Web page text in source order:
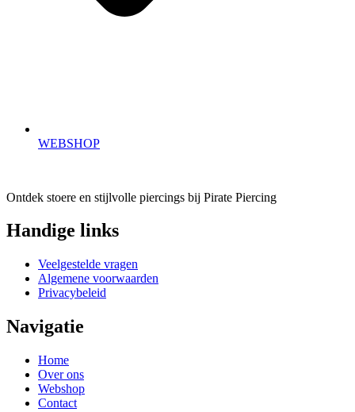
WEBSHOP
Ontdek stoere en stijlvolle piercings bij Pirate Piercing
Handige links
Veelgestelde vragen
Algemene voorwaarden
Privacybeleid
Navigatie
Home
Over ons
Webshop
Contact